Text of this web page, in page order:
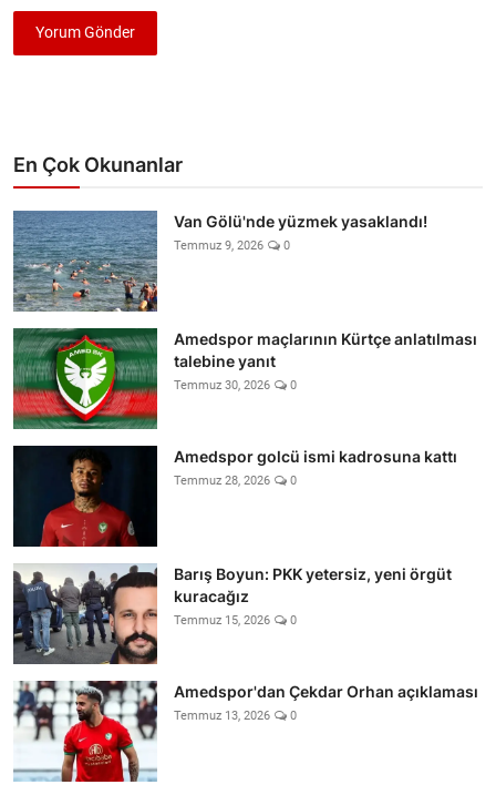
Yorum Gönder
En Çok Okunanlar
Van Gölü'nde yüzmek yasaklandı!
Temmuz 9, 2026 0
Amedspor maçlarının Kürtçe anlatılması
talebine yanıt
Temmuz 30, 2026 0
Amedspor golcü ismi kadrosuna kattı
Temmuz 28, 2026 0
Barış Boyun: PKK yetersiz, yeni örgüt
kuracağız
Temmuz 15, 2026 0
Amedspor'dan Çekdar Orhan açıklaması
Temmuz 13, 2026 0